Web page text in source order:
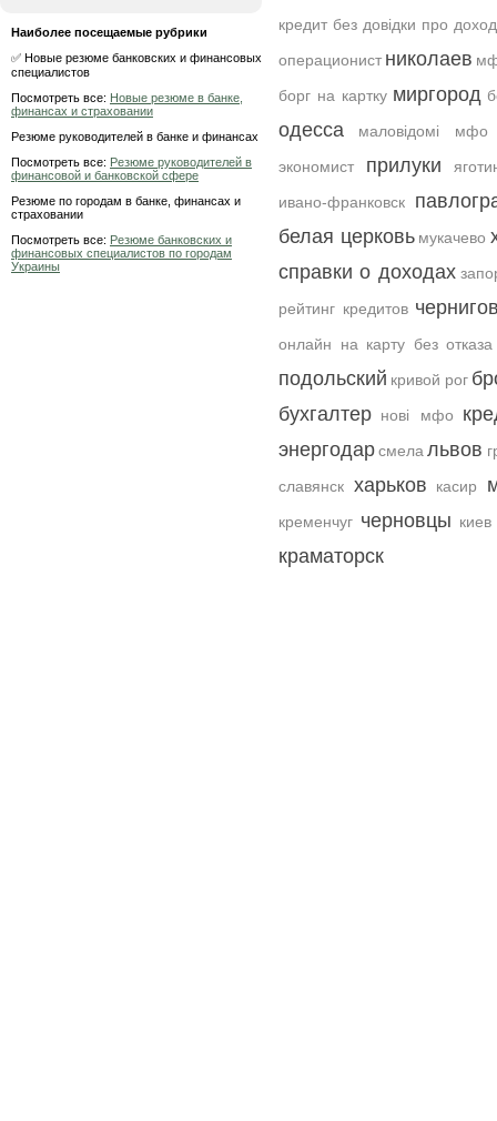
Наиболее посещаемые рубрики
✅ Новые резюме банковских и финансовых
специалистов
Посмотреть все: Новые резюме в банке,
финансах и страховании
Резюме руководителей в банке и финансах
Посмотреть все: Резюме руководителей в
финансовой и банковской сфере
Резюме по городам в банке, финансах и
страховании
Посмотреть все: Резюме банковских и
финансовых специалистов по городам
Украины
кредит без довідки про
операционист николаев
борг на картку миргород
одесса
маловідомі мфо
экономист
прилуки
ивано-франковск
белая церковь мукачево
справки о доходах
рейтинг кредитов
онлайн на карту без
подольский кривой рог
бухгалтер нові мфо
энергодар смела львов
славянск харьков касир
кременчуг черновцы киев
краматорск